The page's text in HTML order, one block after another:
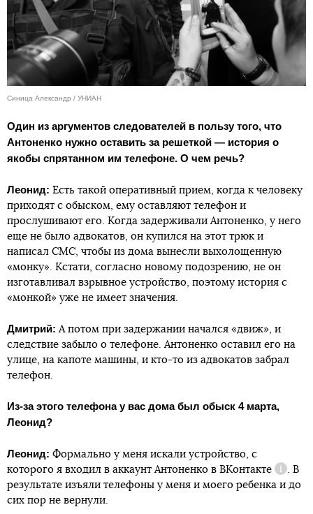
Синица Александр / УНИАН
Один из аргументов следователей в пользу того, что
Антоненко нужно оставить за решеткой — история о
якобы спрятанном им телефоне. О чем речь?
Леонид: Есть такой оперативный прием, когда к человеку
приходят с обыском, ему оставляют телефон и
прослушивают его. Когда задерживали Антоненко, у него
еще не было адвокатов, он купился на этот трюк и
написал СМС, чтобы из дома вынесли выхолощенную
«монку». Кстати, согласно новому подозрению, не он
изготавливал взрывное устройство, поэтому история с
«монкой» уже не имеет значения.
Дмитрий: А потом при задержании начался «движ», и
следствие забыло о телефоне. Антоненко оставил его на
улице, на капоте машины, и кто-то из адвокатов забрал
телефон.
Из-за этого телефона у вас дома был обыск 4 марта,
Леонид?
Леонид: Формально у меня искали устройство, с
которого я входил в аккаунт Антоненко в ВКонтакте
. В
результате изъяли телефоны у меня и моего ребенка и до
сих пор не вернули.